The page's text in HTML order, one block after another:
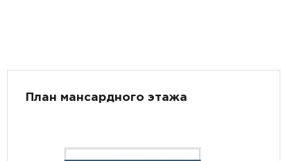
План мансардного этажа